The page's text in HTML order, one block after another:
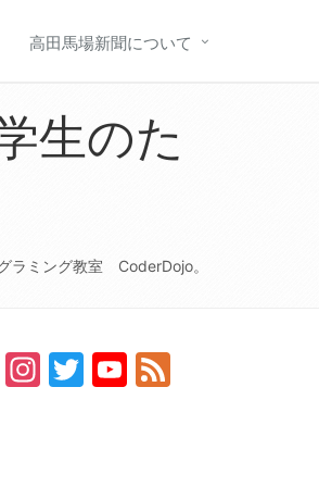
高田馬場新聞について
生のた
ラミング教室 CoderDojo。
Instagram
Twitter
YouTube
Feed